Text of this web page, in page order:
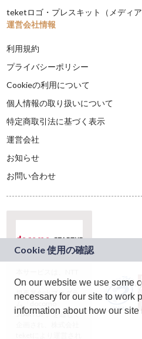
teketロゴ・プレスキット（メディア
運営会社情報
利用規約
プライバシーポリシー
Cookieの利用について
個人情報の取り扱いについて
特定商取引法に基づく表示
運営会社
お知らせ
お問い合わせ
ドコモグループの新
規事業創出プログラ
ム「docomo
STARTUP」を通じて
On our website we use some
necessary for our site to work
information about how our site